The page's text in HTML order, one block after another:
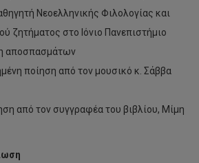
Νεοελληνικής Φιλολογίας και
ζητήματος στο Ιόνιο Πανεπιστήμιο
αποσπασμάτων
ποίηση από τον μουσικό κ. Σάββα
από τον συγγραφέα του βιβλίου, Μίμη